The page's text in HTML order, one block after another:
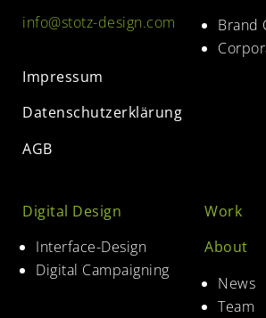
info@stotz-design.com
Impressum
Datenschutzerklärung
AGB
Brand
Digital Design
Interface-Design
Digital Campaigning
Work
About
News
Team